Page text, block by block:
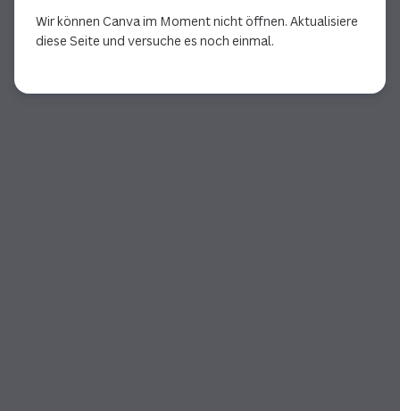
Wir können Canva im Moment nicht öffnen. Aktualisiere
diese Seite und versuche es noch einmal.